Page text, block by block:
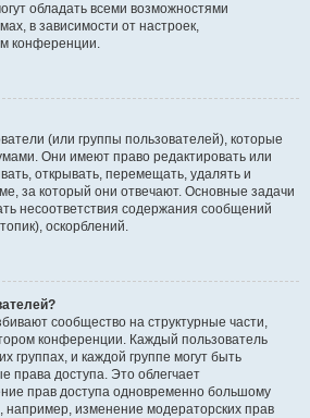
обладать всеми возможностями
в зависимости от настроек,
конференции.
(или группы пользователей), которые
Они имеют право редактировать или
открывать, перемещать, удалять и
за который они отвечают. Основные задачи
несоответствия содержания сообщений
оскорблений.
сообщество на структурные части,
конференции. Каждый пользователь
группах, и каждой группе могут быть
права доступа. Это облегчает
прав доступа одновременно большому
например, изменение модераторских прав